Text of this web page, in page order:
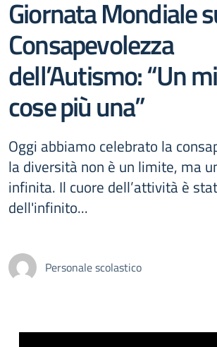
Giornata Mondiale
Consapevolezza
dell’Autismo: “Un
cose più una”
Oggi abbiamo celebrato la
la diversità non è un limite, ma
infinita. Il cuore dell’attività è
dell'infinito...
Personale scolastico